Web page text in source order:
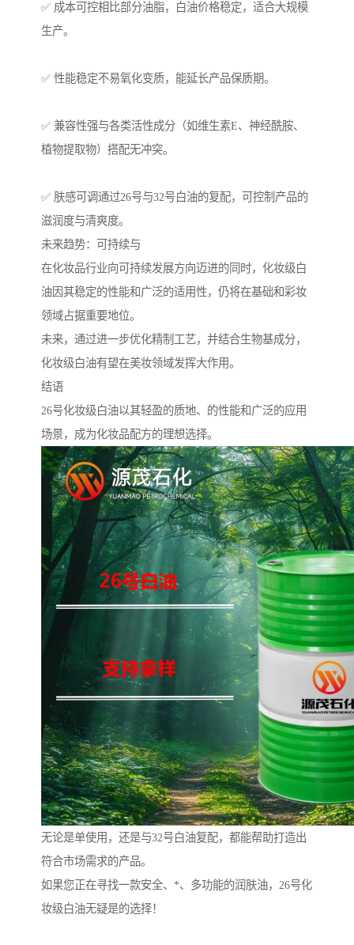
✅ 成本可控相比部分油脂，白油价格稳定，适合大规模
生产。
✅ 性能稳定不易氧化变质，能延长产品保质期。
✅ 兼容性强与各类活性成分（如维生素E、神经酰胺、
植物提取物）搭配无冲突。
✅ 肤感可调通过26号与32号白油的复配，可控制产品的
滋润度与清爽度。
未来趋势：可持续与
在化妆品行业向可持续发展方向迈进的同时，化妆级白
油因其稳定的性能和广泛的适用性，仍将在基础和彩妆
领域占据重要地位。
未来，通过进一步优化精制工艺，并结合生物基成分，
化妆级白油有望在美妆领域发挥大作用。
结语
26号化妆级白油以其轻盈的质地、的性能和广泛的应用
场景，成为化妆品配方的理想选择。
无论是单使用，还是与32号白油复配，都能帮助打造出
符合市场需求的产品。
如果您正在寻找一款安全、*、多功能的润肤油，26号化
妆级白油无疑是的选择！